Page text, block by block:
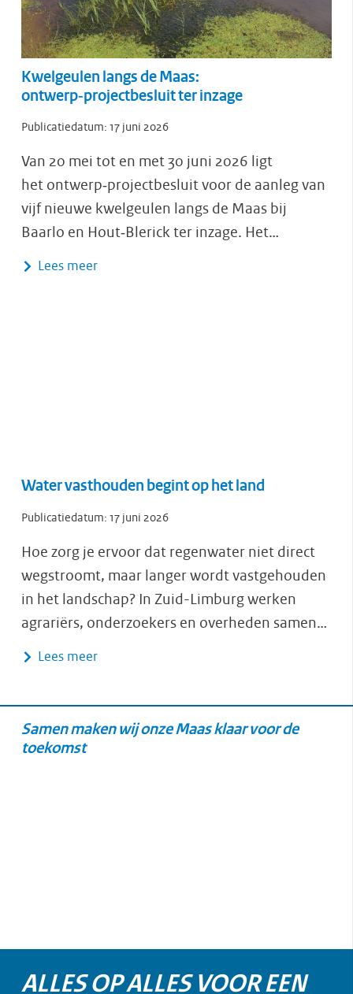
Kwelgeulen langs de Maas:
ontwerp‑projectbesluit ter inzage
Publicatiedatum: 17 juni 2026
Van 20 mei tot en met 30 juni 2026 ligt
het ontwerp‑projectbesluit voor de aanleg van
vijf nieuwe kwelgeulen langs de Maas bij
Baarlo en Hout‑Blerick ter inzage. Het…
Lees meer
Water vasthouden begint op het land
Publicatiedatum: 17 juni 2026
Hoe zorg je ervoor dat regenwater niet direct
wegstroomt, maar langer wordt vastgehouden
in het landschap? In Zuid-Limburg werken
agrariërs, onderzoekers en overheden samen…
Lees meer
Samen maken wij onze Maas klaar voor de
toekomst
ALLES OP ALLES VOOR EEN